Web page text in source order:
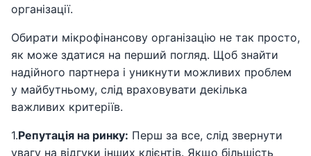
організації.
Обирати мікрофінансову організацію не так просто,
як може здатися на перший погляд. Щоб знайти
надійного партнера і уникнути можливих проблем
у майбутньому, слід враховувати декілька
важливих критеріїв.
1.Репутація на ринку: Перш за все, слід звернути
увагу на відгуки інших клієнтів. Якщо більшість